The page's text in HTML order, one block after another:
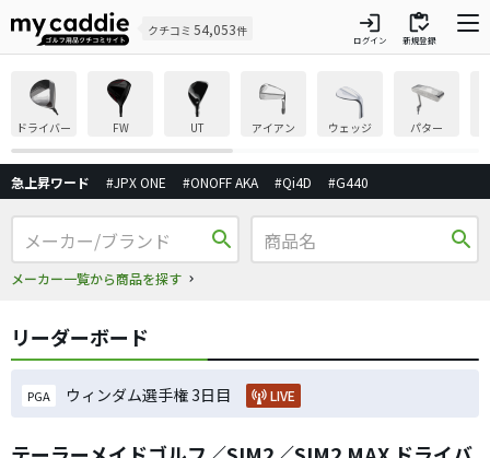
クチコミ 54,053件 login
ログイン
inventory
新規登録
ドライバー FW UT アイアン ウェッジ パター
急上昇ワード #JPX ONE #ONOFF AKA #Qi4D #G440
search
メーカー一覧から商品を探す
search
リーダーボード
PGA ウィンダム選手権 3日目 LIVE